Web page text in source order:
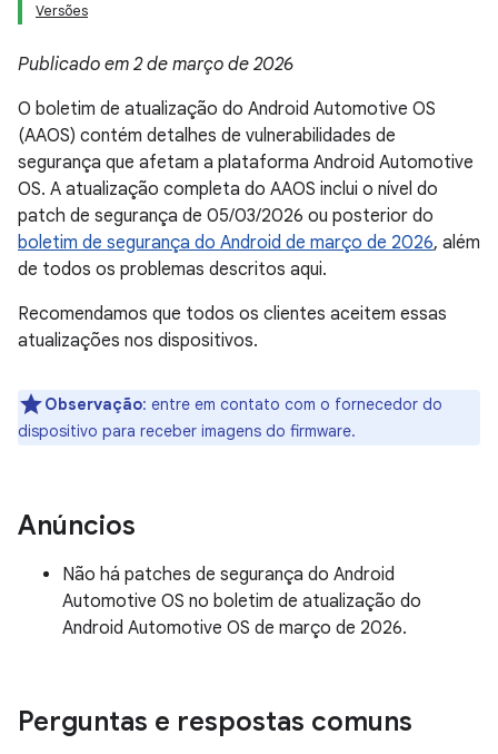
Versões
Publicado em 2 de março de 2026
O boletim de atualização do Android Automotive OS
(AAOS) contém detalhes de vulnerabilidades de
segurança que afetam a plataforma Android Automotive
OS. A atualização completa do AAOS inclui o nível do
patch de segurança de 05/03/2026 ou posterior do
boletim de segurança do Android de março de 2026, além
de todos os problemas descritos aqui.
Recomendamos que todos os clientes aceitem essas
atualizações nos dispositivos.
Observação: entre em contato com o fornecedor do
dispositivo para receber imagens do firmware.
Anúncios
Não há patches de segurança do Android
Automotive OS no boletim de atualização do
Android Automotive OS de março de 2026.
Perguntas e respostas comuns